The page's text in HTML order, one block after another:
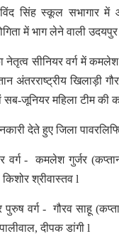
सिंह स्कूल सभागार में
में भाग लेने वाली
नेतृत्व सीनियर वर्ग में कमलेश
अंतरराष्ट्रीय खिलाड़ी
सब-जूनियर महिला टीम की
देते हुए जिला
वर्ग - कमलेश गुर्जर
श्रीवास्तव l
पुरुष वर्ग - गौरव साहू
दीपक डांगी l